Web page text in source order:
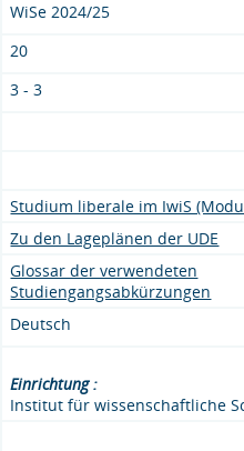
WiSe 2024/25
20
3 - 3
Studium liberale im IwiS
Zu den Lageplänen der UDE
Glossar der verwendeten
Studiengangsabkürzungen
Deutsch
Einrichtung :
Institut für wissenschaftliche